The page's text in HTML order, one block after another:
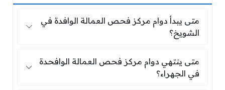
متى يبدأ دوام مركز فحص العمالة
متى يبدأ دوام مركز فحص العمالة الوافدة في
الشويخ؟
متى ينتهي دوام مركز فحص العمالة
متى ينتهي دوام مركز فحص العمالة الوافحدة
في الجهراء؟